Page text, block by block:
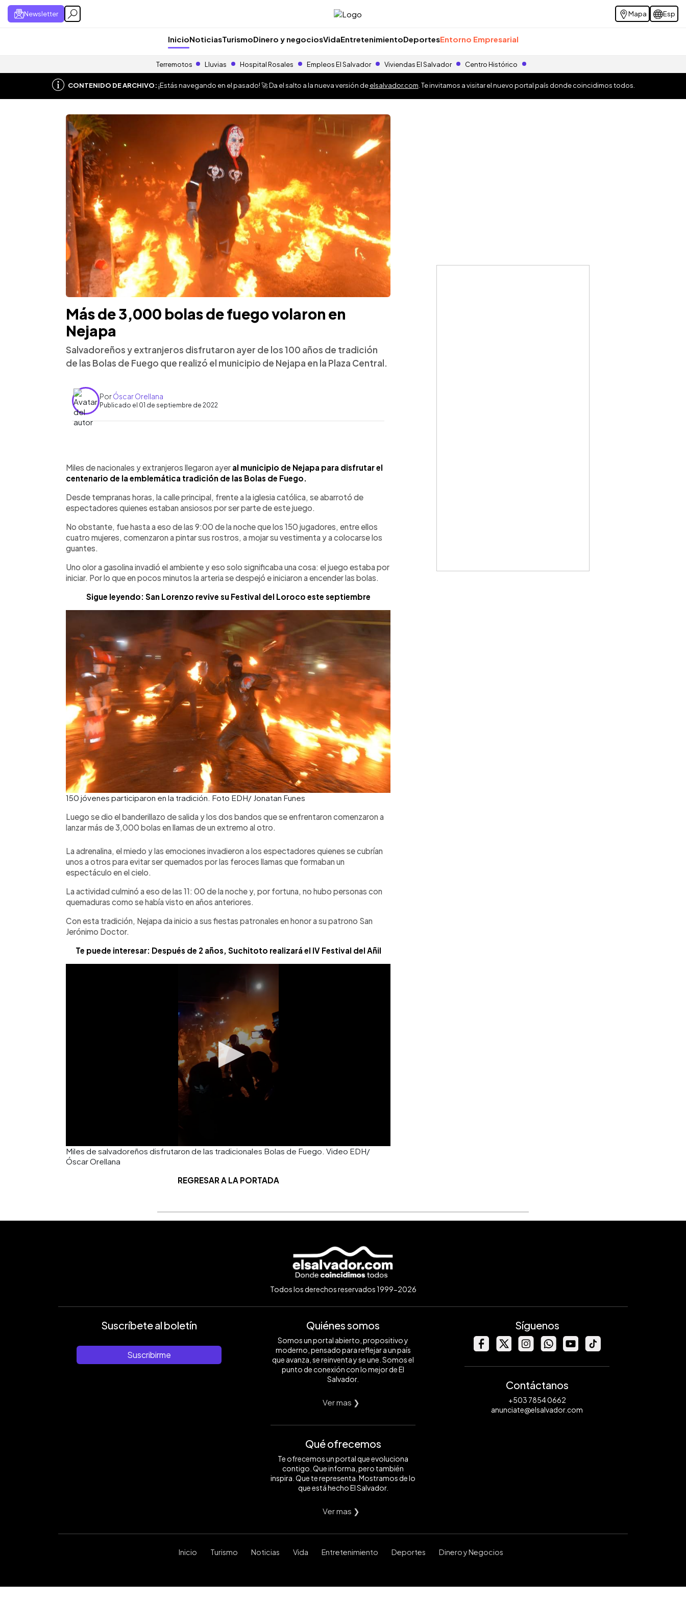
Newsletter Mapa Esp
InicioNoticiasTurismoDinero y negociosVidaEntretenimientoDeportesEntorno Empresarial
Terremotos Lluvias Hospital Rosales Empleos El Salvador Viviendas El Salvador Centro Histórico
CONTENIDO DE ARCHIVO:¡Estás navegando en el pasado! 🚀 Da el salto a la nueva versión deelsalvador.com . Te invitamos a visitar el nuevo portal país donde coincidimos todos.
Más de 3,000 bolas de fuego volaron en
Nejapa
Salvadoreños y extranjeros disfrutaron ayer de los 100 años de tradición
de las Bolas de Fuego que realizó el municipio de Nejapa en la Plaza Central.
PorÓscar Orellana
Publicado el 01 de septiembre de 2022
Escuchar artículo
Miles de nacionales y extranjeros llegaron ayer al municipio de Nejapa para disfrutar el
centenario de la emblemática tradición de las Bolas de Fuego.
Desde tempranas horas, la calle principal, frente a la iglesia católica, se abarrotó de
espectadores quienes estaban ansiosos por ser parte de este juego.
No obstante, fue hasta a eso de las 9:00 de la noche que los 150 jugadores, entre ellos
cuatro mujeres, comenzaron a pintar sus rostros, a mojar su vestimenta y a colocarse los
guantes.
Uno olor a gasolina invadió el ambiente y eso solo significaba una cosa: el juego estaba por
iniciar. Por lo que en pocos minutos la arteria se despejó e iniciaron a encender las bolas.
Sigue leyendo: San Lorenzo revive su Festival del Loroco este septiembre
150 jóvenes participaron en la tradición. Foto EDH/ Jonatan Funes
Luego se dio el banderillazo de salida y los dos bandos que se enfrentaron comenzaron a
lanzar más de 3,000 bolas en llamas de un extremo al otro.
La adrenalina, el miedo y las emociones invadieron a los espectadores quienes se cubrían
unos a otros para evitar ser quemados por las feroces llamas que formaban un
espectáculo en el cielo.
La actividad culminó a eso de las 11: 00 de la noche y, por fortuna, no hubo personas con
quemaduras como se había visto en años anteriores.
Con esta tradición, Nejapa da inicio a sus fiestas patronales en honor a su patrono San
Jerónimo Doctor.
Te puede interesar: Después de 2 años, Suchitoto realizará el IV Festival del Añil
Miles de salvadoreños disfrutaron de las tradicionales Bolas de Fuego. Video EDH/
Óscar Orellana
REGRESAR A LA PORTADA
Todos los derechos reservados 1999-2026
Suscríbete al boletín
Suscribirme
Quiénes somos
Somos un portal abierto, propositivo y
moderno, pensado para reflejar a un país
que avanza, se reinventa y se une. Somos el
punto de conexión con lo mejor de El
Salvador.
Ver mas ❯
Qué ofrecemos
Te ofrecemos un portal que evoluciona
contigo. Que informa, pero también
inspira. Que te representa. Mostramos de lo
que está hecho El Salvador.
Ver mas ❯
Síguenos
Contáctanos
+503 7854 0662
anunciate@elsalvador.com
Inicio Turismo Noticias Vida Entretenimiento Deportes Dinero y Negocios